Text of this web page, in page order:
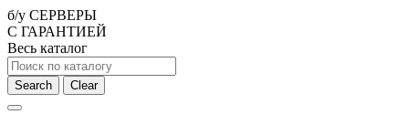
б/у СЕРВЕРЫ
С ГАРАНТИЕЙ
Весь каталог
Search Clear